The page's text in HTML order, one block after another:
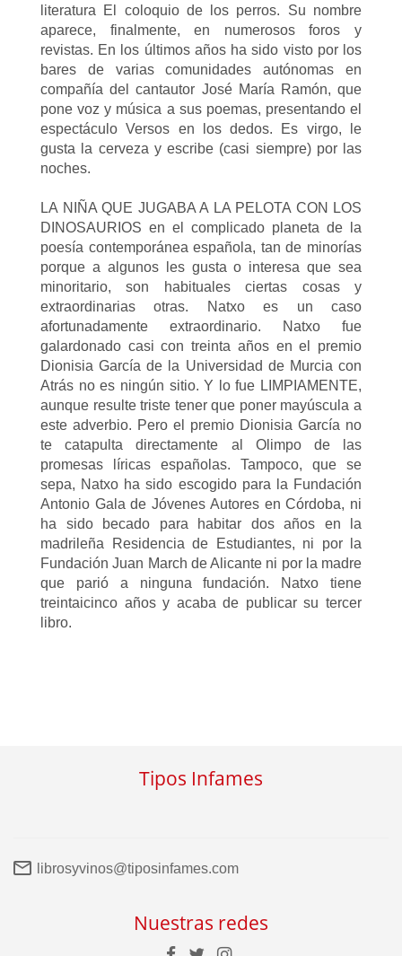
literatura El coloquio de los perros. Su nombre
aparece, finalmente, en numerosos foros y
revistas. En los últimos años ha sido visto por los
bares de varias comunidades autónomas en
compañía del cantautor José María Ramón, que
pone voz y música a sus poemas, presentando el
espectáculo Versos en los dedos. Es virgo, le
gusta la cerveza y escribe (casi siempre) por las
noches.
LA NIÑA QUE JUGABA A LA PELOTA CON LOS
DINOSAURIOS en el complicado planeta de la
poesía contemporánea española, tan de minorías
porque a algunos les gusta o interesa que sea
minoritario, son habituales ciertas cosas y
extraordinarias otras. Natxo es un caso
afortunadamente extraordinario. Natxo fue
galardonado casi con treinta años en el premio
Dionisia García de la Universidad de Murcia con
Atrás no es ningún sitio. Y lo fue LIMPIAMENTE,
aunque resulte triste tener que poner mayúscula a
este adverbio. Pero el premio Dionisia García no
te catapulta directamente al Olimpo de las
promesas líricas españolas. Tampoco, que se
sepa, Natxo ha sido escogido para la Fundación
Antonio Gala de Jóvenes Autores en Córdoba, ni
ha sido becado para habitar dos años en la
madrileña Residencia de Estudiantes, ni por la
Fundación Juan March de Alicante ni por la madre
que parió a ninguna fundación. Natxo tiene
treintaicinco años y acaba de publicar su tercer
libro.
Tipos Infames
librosyvinos@tiposinfames.com
Nuestras redes